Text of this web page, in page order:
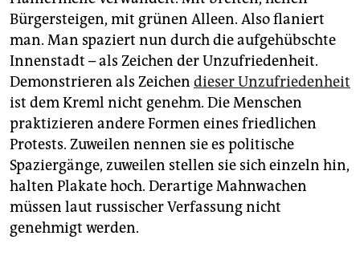
genossenschaft
epaper login
Bürgersteigen, mit grünen Alleen. Also flaniert
man. Man spaziert nun durch die aufgehübschte
Innenstadt – als Zeichen der Unzufriedenheit.
Demonstrieren als Zeichen dieser Unzufriedenheit
ist dem Kreml nicht genehm. Die Menschen
praktizieren andere Formen eines friedlichen
Protests. Zuweilen nennen sie es politische
Spaziergänge, zuweilen stellen sie sich einzeln hin,
halten Plakate hoch. Derartige Mahnwachen
müssen laut russischer Verfassung nicht
genehmigt werden.